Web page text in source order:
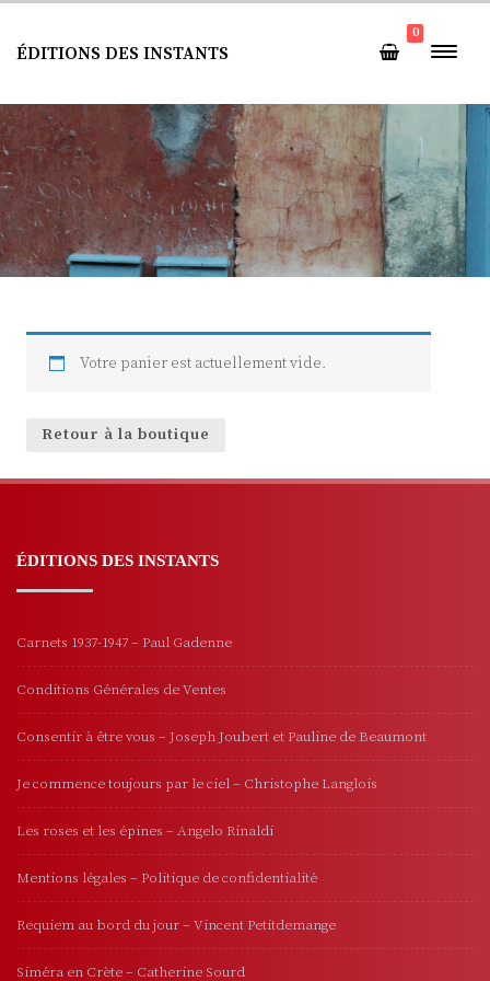
ÉDITIONS DES INSTANTS
0
Votre panier est actuellement vide.
Retour à la boutique
ÉDITIONS DES INSTANTS
Carnets 1937-1947 – Paul Gadenne
Conditions Générales de Ventes
Consentir à être vous – Joseph Joubert et Pauline de Beaumont
Je commence toujours par le ciel – Christophe Langlois
Les roses et les épines – Angelo Rinaldi
Mentions légales – Politique de confidentialité
Requiem au bord du jour – Vincent Petitdemange
Siméra en Crète – Catherine Sourd